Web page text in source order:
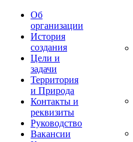
Об
организации
История
создания
Цели и
задачи
Территория
и Природа
Контакты и
реквизиты
Руководство
Вакансии